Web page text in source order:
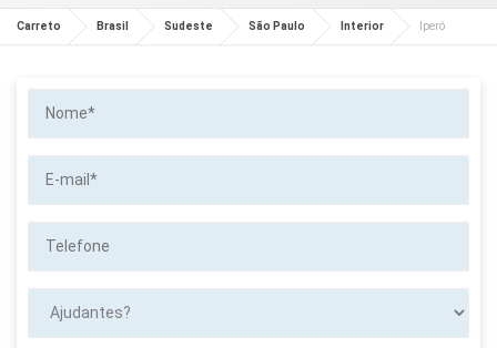
Carreto Brasil Sudeste São Paulo Interior Iperó
mail*